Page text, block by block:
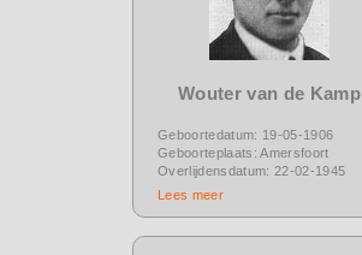
Wouter van de Kamp
Geboortedatum: 19-05-1906
Geboorteplaats: Amersfoort
Overlijdensdatum: 22-02-1945
Lees meer